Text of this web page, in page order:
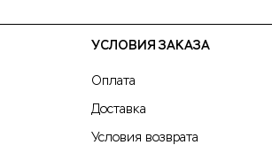
УСЛОВИЯ ЗАКАЗА
Оплата
Доставка
Условия возврата